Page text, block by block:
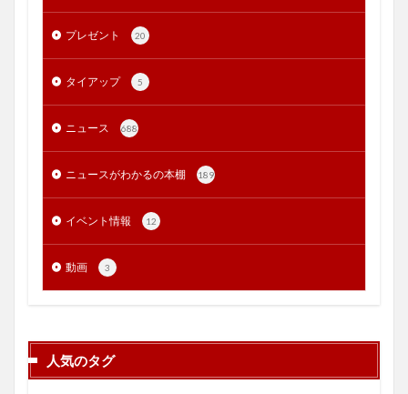
プレゼント 20
タイアップ 5
ニュース 688
ニュースがわかるの本棚 189
イベント情報 12
動画 3
人気のタグ